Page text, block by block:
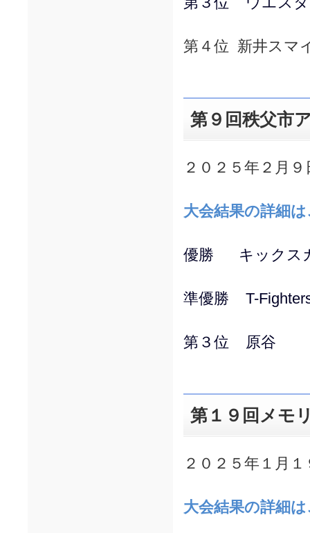
第４位 新井スマ
第９回秩父市
２０２５年２月
大会結果の詳細
優勝 キックス
準優勝 T-
第３位 原谷
第１９回メモ
２０２５年１月
大会結果の詳細